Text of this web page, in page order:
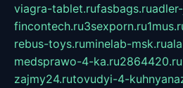
viagra-tablet.rufasbags.ru
fincontech.ru3sexporn.ru
rebus-toys.ruminelab-msk.ru
medsprawo-4-ka.ru2864420.ru
zajmy24.rutovudyi-4-